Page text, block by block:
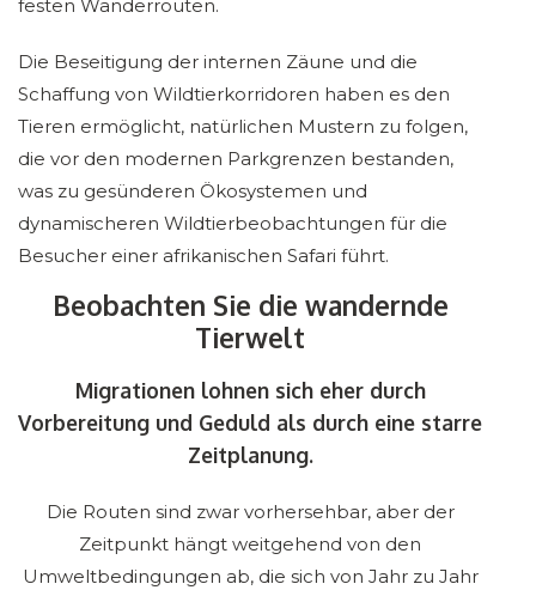
festen Wanderrouten.
Die Beseitigung der internen Zäune und die
Schaffung von Wildtierkorridoren haben es den
Tieren ermöglicht, natürlichen Mustern zu folgen,
die vor den modernen Parkgrenzen bestanden,
was zu gesünderen Ökosystemen und
dynamischeren Wildtierbeobachtungen für die
Besucher einer afrikanischen Safari führt.
Beobachten Sie die wandernde
Tierwelt
Migrationen lohnen sich eher durch
Vorbereitung und Geduld als durch eine starre
Zeitplanung.
Die Routen sind zwar vorhersehbar, aber der
Zeitpunkt hängt weitgehend von den
Umweltbedingungen ab, die sich von Jahr zu Jahr